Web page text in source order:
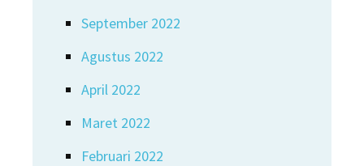
September 2022
Agustus 2022
April 2022
Maret 2022
Februari 2022